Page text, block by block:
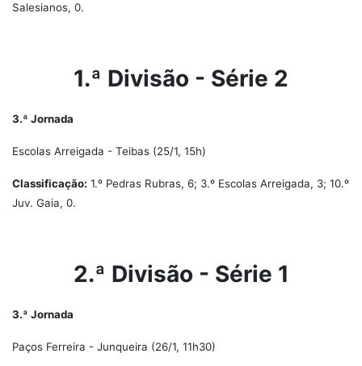
Salesianos, 0.
1.ª Divisão - Série 2
3.ª Jornada
Escolas Arreigada - Teibas (25/1, 15h)
Classificação: 1.º Pedras Rubras, 6; 3.º Escolas Arreigada, 3; 10.º
Juv. Gaia, 0.
2.ª Divisão - Série 1
3.ª Jornada
Paços Ferreira - Junqueira (26/1, 11h30)